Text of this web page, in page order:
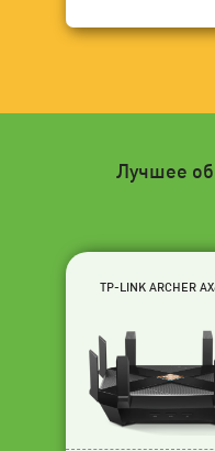
Лучшее
TP-LINK ARCHER